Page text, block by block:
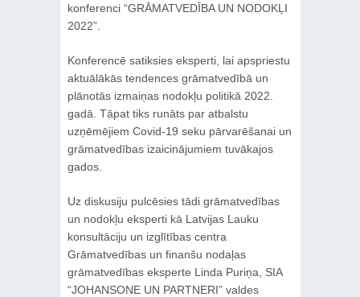
konferenci “GRĀMATVEDĪBA UN NODOKĻI
2022”.
Konferencē satiksies eksperti, lai apspriestu
aktuālākās tendences grāmatvedībā un
plānotās izmaiņas nodokļu politikā 2022.
gadā. Tāpat tiks runāts par atbalstu
uzņēmējiem Covid-19 seku pārvarēšanai un
grāmatvedības izaicinājumiem tuvākajos
gados.
Uz diskusiju pulcēsies tādi grāmatvedības
un nodokļu eksperti kā Latvijas Lauku
konsultāciju un izglītības centra
Grāmatvedības un finanšu nodaļas
grāmatvedības eksperte Linda Puriņa, SIA
“JOHANSONE UN PARTNERI” valdes